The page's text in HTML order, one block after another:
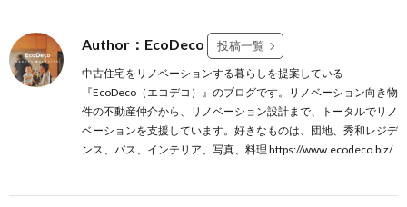
Author：EcoDeco 投稿一覧
中古住宅をリノベーションする暮らしを提案している
『EcoDeco（エコデコ）』のブログです。リノベーション向き物
件の不動産仲介から、リノベーション設計まで、トータルでリノ
ベーションを支援しています。好きなものは、団地、秀和レジデ
ンス、バス、インテリア、写真、料理 https://www.ecodeco.biz/